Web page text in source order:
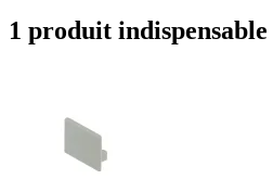
1 produit